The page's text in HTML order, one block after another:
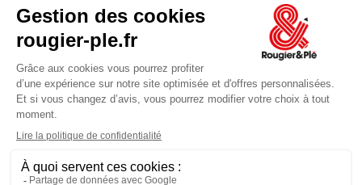
Rougier et Plé 2024 Copyright
Mentions légales
Conditions générales des ventes